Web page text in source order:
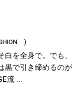
)
白を全身で。でも、
黒で引き締めるのが
流 ...